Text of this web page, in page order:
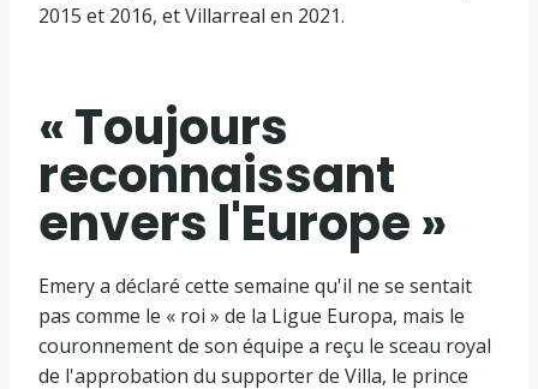
2015 et 2016, et Villarreal en 2021.
« Toujours
reconnaissant
envers l'Europe »
Emery a déclaré cette semaine qu'il ne se sentait
pas comme le « roi » de la Ligue Europa, mais le
couronnement de son équipe a reçu le sceau royal
de l'approbation du supporter de Villa, le prince